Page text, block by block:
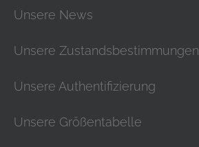
Unsere News
Unsere Zustandsbestimmungen
Unsere Authentifizierung
Unsere Größentabelle